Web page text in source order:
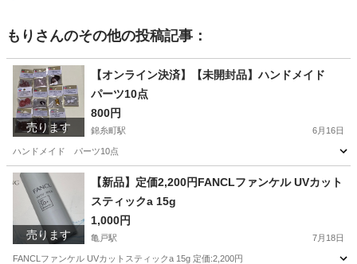
もり さんのその他の投稿記事：
売ります
【オンライン決済】【未開封品】ハンドメイド
パーツ10点
800円
錦糸町駅 6月16日
ハンドメイド パーツ10点
東京 墨田区 錦糸町駅 その他
売ります
【新品】定価2,200円FANCLファンケル UVカット
スティックa 15g
1,000円
亀戸駅 7月18日
FANCLファンケル UVカットスティックa 15g 定価:2,200円